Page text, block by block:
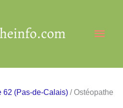
62 (Pas-de-Calais) / Ostéopathe